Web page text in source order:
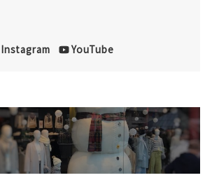
Instagram YouTube